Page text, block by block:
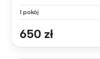
1 pokój
650 zł